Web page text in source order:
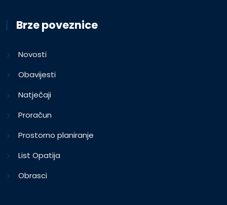
Brze poveznice
Novosti
Obavijesti
Natječaji
Proračun
Prostorno planiranje
List Opatija
Obrasci